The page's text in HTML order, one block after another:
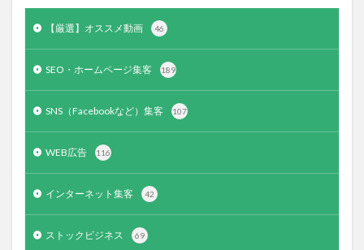
【厳選】オススメ動画 46
SEO・ホームページ集客 189
SNS（Facebookなど）集客 107
WEB広告 116
インターネット集客 42
ストックビジネス 69